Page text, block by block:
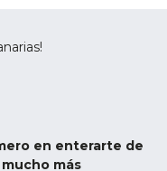
en enterarte de
más